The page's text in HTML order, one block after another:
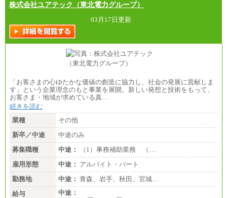
株式会社ユアテック（東北電力グループ）
03月17日更新
「お客さまの心ゆたかな価値の創造に協力し、社会の発展に貢献しま
す」という企業理念のもと事業を展開。新しい発想と技術をもって、
お客さま・地域が求めている真…
続きを読む
業種
その他
新卒／中途
中途のみ
募集職種
中途：
（1）事務補助業務 （…
雇用形態
中途： アルバイト・パート
勤務地
中途： 青森、岩手、秋田、宮城…
給与
中途：